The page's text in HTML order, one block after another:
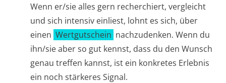
Wenn er/sie alles gern recherchiert, vergleicht
und sich intensiv einliest, lohnt es sich, über
einen Wertgutschein nachzudenken. Wenn du
ihn/sie aber so gut kennst, dass du den Wunsch
genau treffen kannst, ist ein konkretes Erlebnis
ein noch stärkeres Signal.